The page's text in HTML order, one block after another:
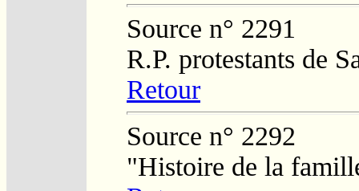
Source n° 2291
R.P. protestants de
Retour
Source n° 2292
"Histoire de la